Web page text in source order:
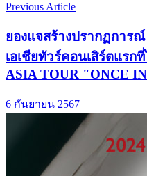
Previous Article
ยองแจสร้างปรากฏการ
เอเชียทัวร์คอนเสิร์ตแรก
ASIA TOUR "ONCE
6 กันยายน 2567